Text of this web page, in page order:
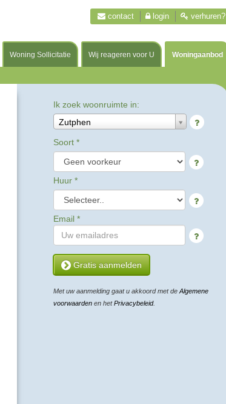
Woning Sollicitatie Wij reageren voor U Woningaanbod
contact login verhuren?
Ik zoek woonruimte in:
Zutphen
Soort *
Huur *
Email *
Gratis aanmelden
Met uw aanmelding gaat u akkoord met de Algemene
voorwaarden en hetPrivacybeleid.